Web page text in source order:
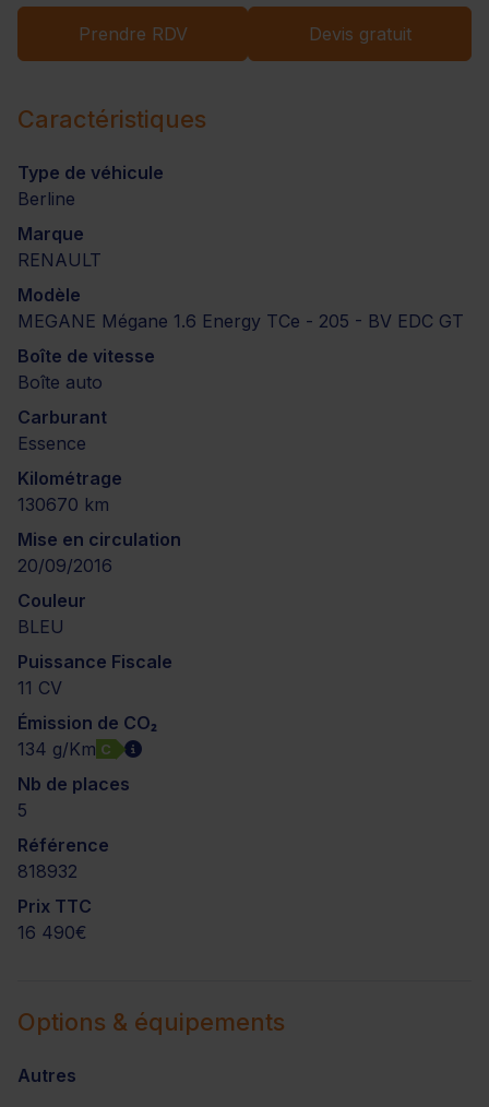
Prendre RDV Devis gratuit
Caractéristiques
Type de véhicule
Berline
Marque
RENAULT
Modèle
MEGANE Mégane 1.6 Energy TCe - 205 - BV EDC GT
Boîte de vitesse
Boîte auto
Carburant
Essence
Kilométrage
130670 km
Mise en circulation
20/09/2016
Couleur
BLEU
Puissance Fiscale
11 CV
Émission de CO₂
134 g/Km C
Nb de places
5
Référence
818932
Prix TTC
16 490€
Options & équipements
Autres